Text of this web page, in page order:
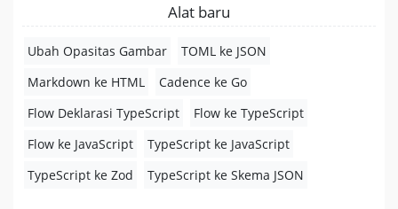
Alat baru
Ubah Opasitas Gambar
TOML ke JSON
Markdown ke HTML
Cadence ke Go
Flow Deklarasi TypeScript
Flow ke TypeScript
Flow ke JavaScript
TypeScript ke JavaScript
TypeScript ke Zod
TypeScript ke Skema JSON